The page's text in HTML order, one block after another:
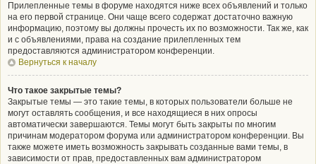
Прилепленные темы в форуме находятся ниже всех объявлений и только
на его первой странице. Они чаще всего содержат достаточно важную
информацию, поэтому вы должны прочесть их по возможности. Так же, как
и с объявлениями, права на создание прилепленных тем
предоставляются администратором конференции.
Вернуться к началу
Что такое закрытые темы?
Закрытые темы — это такие темы, в которых пользователи больше не
могут оставлять сообщения, и все находящиеся в них опросы
автоматически завершаются. Темы могут быть закрыты по многим
причинам модератором форума или администратором конференции. Вы
также можете иметь возможность закрывать созданные вами темы, в
зависимости от прав, предоставленных вам администратором